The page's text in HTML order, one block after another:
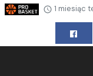
1 miesiąc